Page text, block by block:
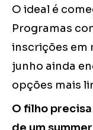
O ideal é
Programas
inscrições em
junho ainda
opções mais
O filho